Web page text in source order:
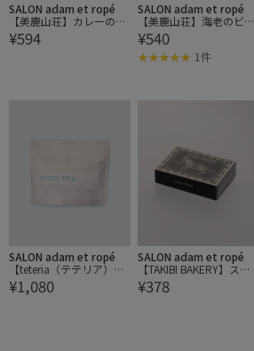
SALON adam et ropé
【美鹿山荘】カレーのお
せんべい
¥594
SALON adam et ropé
【美鹿山荘】海老のビス
クせんべい
¥540
1件
SALON adam et ropé
【teteria（テテリア）】I
CED TEA/アイスティー
¥1,080
SALON adam et ropé
【TAKIBI BAKERY】スリ
ランカ（ウバ）
¥378